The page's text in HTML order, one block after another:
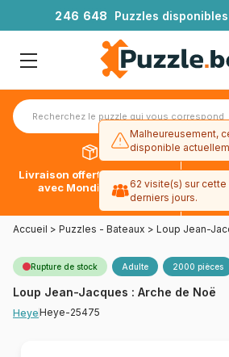
246 648 Puzzles
Livraison offerte dès 39€*
avec Mondial Relay
Accueil > Puzzles - Bateaux > Loup Jean-
Rupture de stock Adulte 2000 pièces
Loup Jean-Jacques : Arche de Noë
HeyeHeye-25475
Malheureusement,
disponible
62 visite(s) sur
derniers jours.